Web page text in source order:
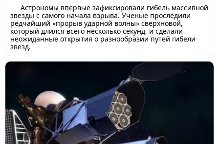
Астрономы впервые зафиксировали гибель массивной
звезды с самого начала взрыва. Ученые проследили
редчайший «прорыв ударной волны» сверхновой,
который длился всего несколько секунд, и сделали
неожиданные открытия о разнообразии путей гибели
звезд.